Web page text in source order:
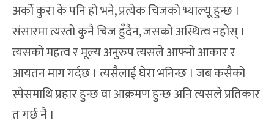
अर्को कुरा के पनि हो भने, प्रत्येक चिजको भ्याल्यू हुन्छ ।
संसारमा त्यस्तो कुनै चिज हुँदैन, जसको अस्थित्व नहोस् ।
त्यसको महत्व र मूल्य अनुरुप त्यसले आफ्नो आकार र
आयतन माग गर्दछ । त्यसैलाई घेरा भनिन्छ । जब कसैको
स्पेसमाथि प्रहार हुन्छ वा आक्रमण हुन्छ अनि त्यसले प्रतिकार
त गर्छ नै ।